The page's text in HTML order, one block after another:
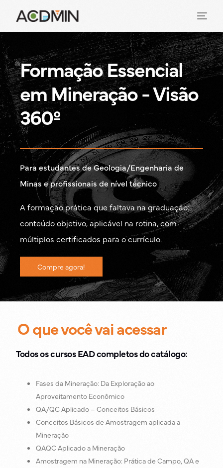
Formação Essencial
em Mineração - Visão
360º
Para estudantes de Geologia/Engenharia de
Minas e profissionais de nível técnico
A formação prática que faltava na graduação:
conteúdo objetivo, aplicável na rotina, com
múltiplos certificados para o currículo.
Compre agora!
O que você vai acessar
Todos os cursos EAD completos do catálogo:
Fases da Mineração: Da Exploração ao
Aproveitamento Econômico
QA/QC Aplicado – Conceitos Básicos
Conceitos Básicos de Amostragem aplicada a
Mineração
QAQC Aplicado a Mineração
Amostragem na Mineração: Prática de Campo, QA e